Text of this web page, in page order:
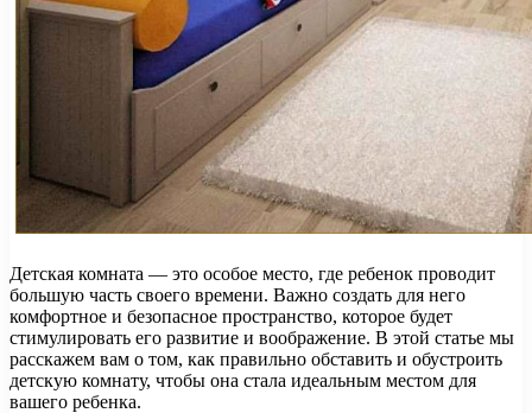
Детская комната — это особое место, где ребенок проводит
большую часть своего времени. Важно создать для него
комфортное и безопасное пространство, которое будет
стимулировать его развитие и воображение. В этой статье мы
расскажем вам о том, как правильно обставить и обустроить
детскую комнату, чтобы она стала идеальным местом для
вашего ребенка.